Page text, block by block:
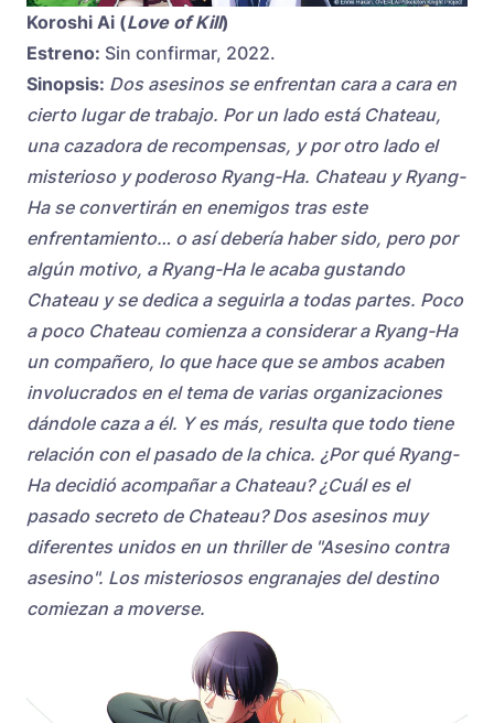
Koroshi Ai (Love of Kill)
Estreno: Sin confirmar, 2022.
Sinopsis: Dos asesinos se enfrentan cara a cara en
cierto lugar de trabajo. Por un lado está Chateau,
una cazadora de recompensas, y por otro lado el
misterioso y poderoso Ryang-Ha. Chateau y Ryang-
Ha se convertirán en enemigos tras este
enfrentamiento… o así debería haber sido, pero por
algún motivo, a Ryang-Ha le acaba gustando
Chateau y se dedica a seguirla a todas partes. Poco
a poco Chateau comienza a considerar a Ryang-Ha
un compañero, lo que hace que se ambos acaben
involucrados en el tema de varias organizaciones
dándole caza a él. Y es más, resulta que todo tiene
relación con el pasado de la chica. ¿Por qué Ryang-
Ha decidió acompañar a Chateau? ¿Cuál es el
pasado secreto de Chateau? Dos asesinos muy
diferentes unidos en un thriller de "Asesino contra
asesino". Los misteriosos engranajes del destino
comiezan a moverse.